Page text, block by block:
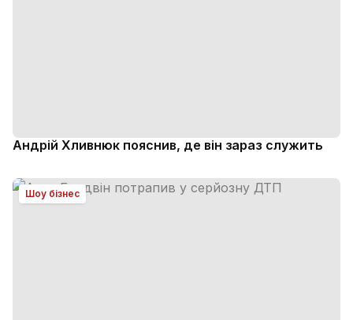
Андрій Хливнюк пояснив, де він зараз служить
Шоу бізнес